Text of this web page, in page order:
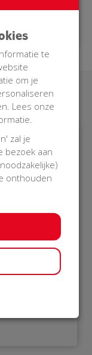
te
om je
Lees onze
zal je
bezoek aan
onthouden